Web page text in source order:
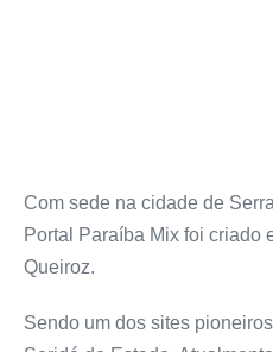
Com sede na cidade de
Portal Paraíba Mix foi criado
Queiroz.
Sendo um dos sites